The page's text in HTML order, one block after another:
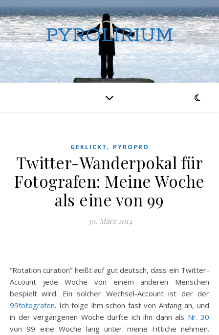
PYROLIRIUM
GEKLICKT , PYROPRO
Twitter-Wanderpokal für
Fotografen: Meine Woche
als eine von 99
30. März 2014
“Rotation curation” heißt auf gut deutsch, dass ein Twitter-
Account jede Woche von einem anderen Menschen
bespielt wird. Ein solcher Wechsel-Account ist der der
99fotografen. Ich folge ihm schon fast von Anfang an, und
in der vergangenen Woche durfte ich ihn dann als Nr. 30
von 99 eine Woche lang unter meine Fittiche nehmen.